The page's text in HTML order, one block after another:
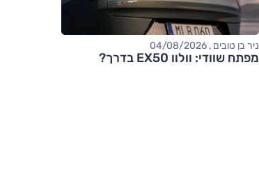
ניר בן טובים , 04/08/2026
מפתח שוודי: וולוו EX50 בדרך?